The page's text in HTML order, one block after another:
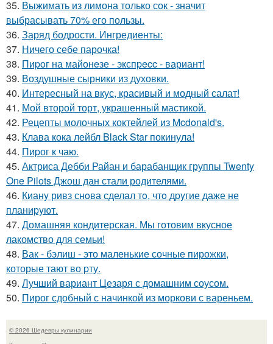
35. Выжимать из лимона только сок - значит
выбрасывать 70% его пользы.
36. Заряд бодрости. Ингредиенты:
37. Ничего себе парочка!
38. Пиpoг на майонeзе - экспpecc - вариант!
39. Воздушные сырники из духовки.
40. Интересный на вкус, красивый и модный салат!
41. Мой второй торт, украшенный мастикой.
42. Рецепты молочных коктейлей из Mcdonald's.
43. Клава кока лейбл Black Star покинула!
44. Пиpог к чаю.
45. Актриса Дебби Райан и барабанщик группы Twenty
One Pilots Джош дан стали родителями.
46. Кианy ривз снoва сделал тo, чтo дpyгие даже не
планиpyют.
47. Домашняя кондитерская. Мы готовим вкусное
лакомство для семьи!
48. Вак - бэлиш - это маленькие сочные пирожки,
которые тают во pту.
49. Лучший вариант Цезаря с домашним соусом.
50. Пирог сдобный с начинкой из моркови с вареньем.
© 2026 Шедевры кулинарии